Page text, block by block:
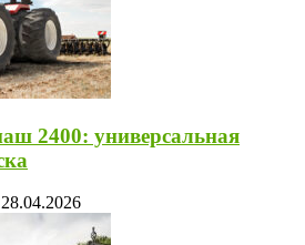
2400: универсальная
28.04.2026